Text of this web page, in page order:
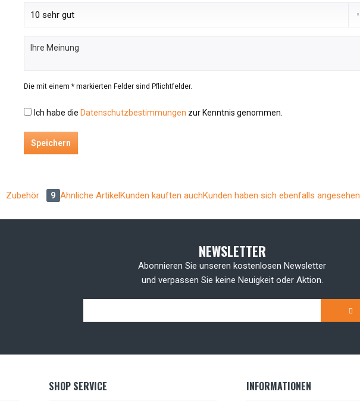
Die mit einem * markierten Felder sind Pflichtfelder.
Ich habe die Datenschutzbestimmungen zur Kenntnis genommen.
Speichern
Zubehör 9 Ähnliche ArtikelKunden kauften auchKunden haben sich ebenfalls angesehen
NEWSLETTER
Abonnieren Sie unseren kostenlosen Newsletter
und verpassen Sie keine Neuigkeit oder Aktion.
SHOP SERVICE INFORMATIONEN